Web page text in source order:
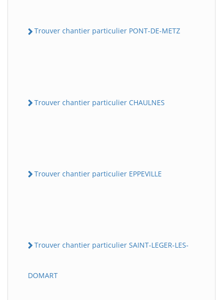
Trouver chantier particulier PONT-DE-METZ
Trouver chantier particulier CHAULNES
Trouver chantier particulier EPPEVILLE
Trouver chantier particulier SAINT-LEGER-LES-
DOMART